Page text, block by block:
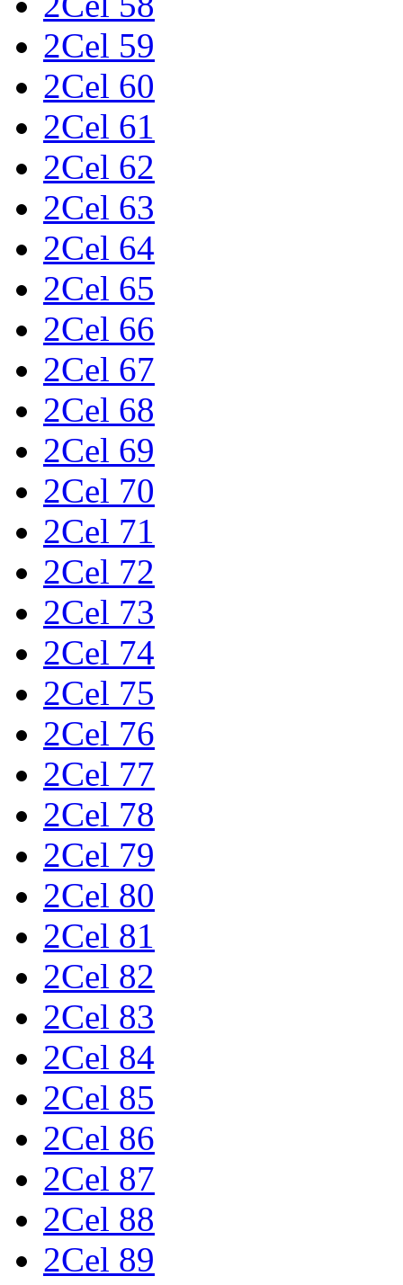
2Cel 59
2Cel 60
2Cel 61
2Cel 62
2Cel 63
2Cel 64
2Cel 65
2Cel 66
2Cel 67
2Cel 68
2Cel 69
2Cel 70
2Cel 71
2Cel 72
2Cel 73
2Cel 74
2Cel 75
2Cel 76
2Cel 77
2Cel 78
2Cel 79
2Cel 80
2Cel 81
2Cel 82
2Cel 83
2Cel 84
2Cel 85
2Cel 86
2Cel 87
2Cel 88
2Cel 89